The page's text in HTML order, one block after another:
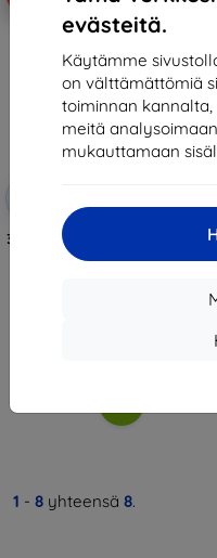
evästeitä.
Käytämme
on välttämättömiä
toiminnan
meitä
mukauttamaan
kupongilla
3MK FlexibleGlass Lenovo Tab
1 - 8 yhteensä 8.